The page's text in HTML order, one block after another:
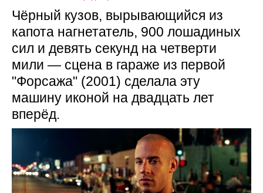
Чёрный кузов, вырывающийся из
капота нагнетатель, 900 лошадиных
сил и девять секунд на четверти
мили — сцена в гараже из первой
"Форсажа" (2001) сделала эту
машину иконой на двадцать лет
вперёд.